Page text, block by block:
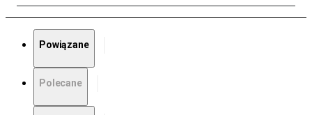
Powiązane
Polecane